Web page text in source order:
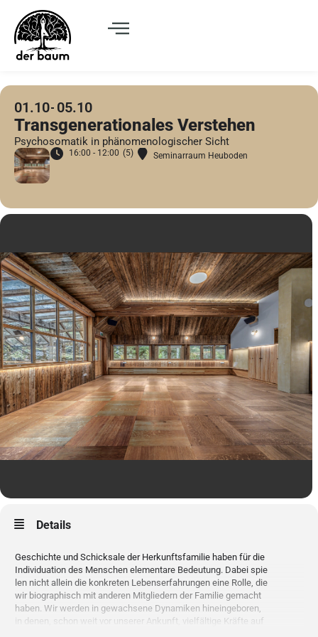
01.10 05.10
Transgenerationales Verstehen
Psychosomatik in phänomenologischer Sicht
16:00 - 12:00 (5) Seminarraum Heuboden
Details
Geschichte und Schicksale der Herkunftsfamilie haben für die
Individuation des Menschen elementare Bedeutung. Dabei spie
len nicht allein die konkreten Lebenserfahrungen eine Rolle, die
wir biographisch mit anderen Mitgliedern der Familie gemacht
haben. Wir werden in gewachsene Dynamiken hineingeboren,
in denen, schon weit vor unserer Ankunft, vielfältige Kräfte auf